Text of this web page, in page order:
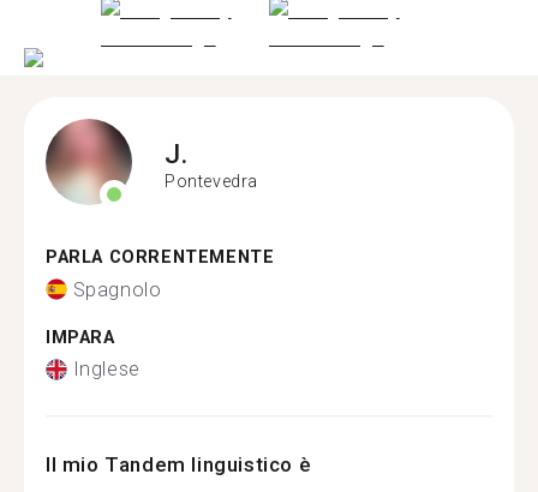
J.
Pontevedra
PARLA CORRENTEMENTE
Spagnolo
IMPARA
Inglese
Il mio Tandem linguistico è